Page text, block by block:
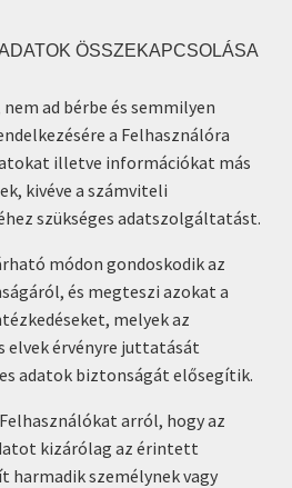
ÖSSZEKAPCSOLÁSA
ad bérbe és semmilyen
a Felhasználóra
illetve információkat más
kivéve a számviteli
szükséges adatszolgáltatást.
módon gondoskodik az
és megteszi azokat a
melyek az
elvek érvényre juttatását
adatok biztonságát elősegítik.
arról, hogy az
kizárólag az érintett
harmadik személynek vagy